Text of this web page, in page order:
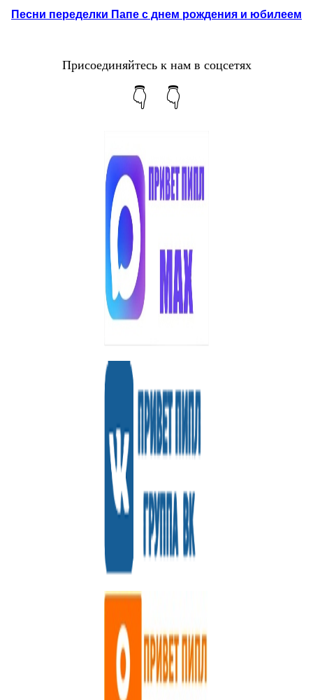
Песни переделки Папе с днем рождения и юбилеем
Присоединяйтесь к нам в соцсетях
👇 👇